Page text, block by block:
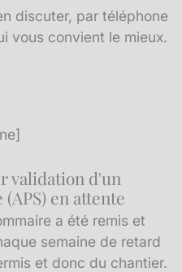
discuter, par téléphone
vous convient le mieux.
validation d'un
en attente
a été remis et
semaine de retard
et donc du chantier.